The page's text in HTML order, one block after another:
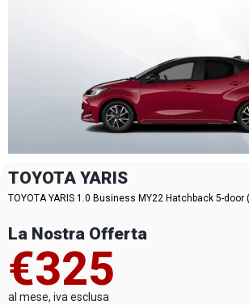
TOYOTA YARIS
TOYOTA YARIS 1.0 Business MY22 Hatchback 5-door
La Nostra Offerta
€325
al mese, iva esclusa